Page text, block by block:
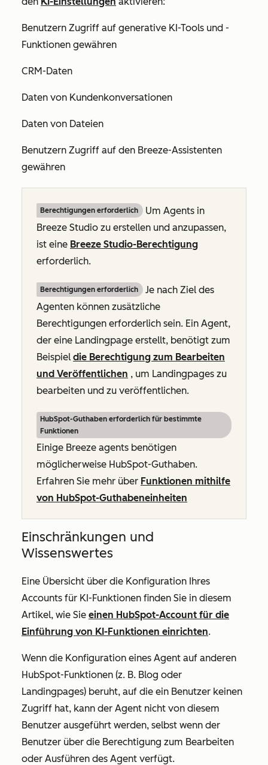
Benutzern Zugriff auf generative KI-Tools und -
Funktionen gewähren
CRM-Daten
Daten von Kundenkonversationen
Daten von Dateien
Benutzern Zugriff auf den Breeze-Assistenten
gewähren
Berechtigungen erforderlich
Um Agents in
Breeze Studio zu erstellen und anzupassen,
ist eine Breeze Studio-Berechtigung
erforderlich.
Berechtigungen erforderlich
Je nach Ziel des
Agenten können zusätzliche
Berechtigungen erforderlich sein. Ein Agent,
der eine Landingpage erstellt, benötigt zum
Beispiel die Berechtigung zum Bearbeiten
und Veröffentlichen , um Landingpages zu
bearbeiten und zu veröffentlichen.
HubSpot-Guthaben erforderlich für bestimmte
Funktionen
Einige Breeze agents benötigen
möglicherweise HubSpot-Guthaben.
Erfahren Sie mehr über Funktionen mithilfe
von HubSpot-Guthabeneinheiten
Einschränkungen und
Wissenswertes
Eine Übersicht über die Konfiguration Ihres
Accounts für KI-Funktionen finden Sie in diesem
Artikel, wie Sie einen HubSpot-Account für die
Einführung von KI-Funktionen einrichten.
Wenn die Konfiguration eines Agent auf anderen
HubSpot-Funktionen (z. B. Blog oder
Landingpages) beruht, auf die ein Benutzer keinen
Zugriff hat, kann der Agent nicht von diesem
Benutzer ausgeführt werden, selbst wenn der
Benutzer über die Berechtigung zum Bearbeiten
oder Ausführen des Agent verfügt.